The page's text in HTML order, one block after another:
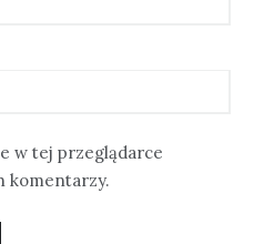
w tej przeglądarce
komentarzy.